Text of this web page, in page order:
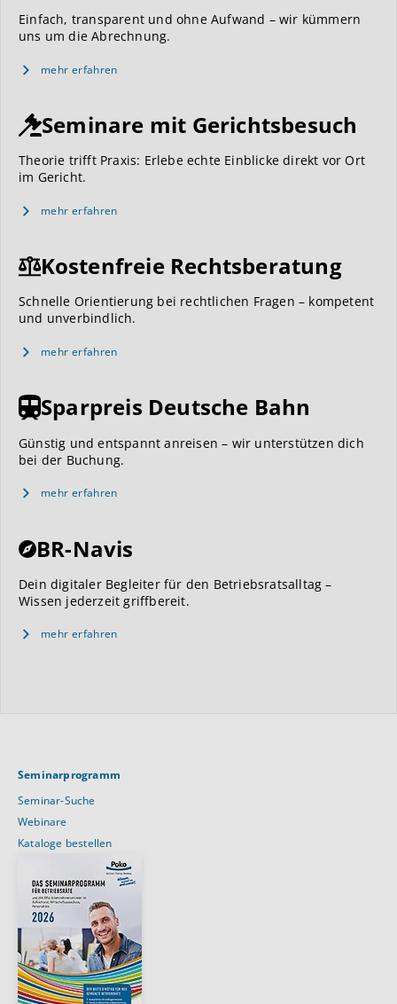
Einfach, transparent und ohne Aufwand – wir kümmern
uns um die Abrechnung.
mehr erfahren
Seminare mit Gerichtsbesuch
Theorie trifft Praxis: Erlebe echte Einblicke direkt vor Ort
im Gericht.
mehr erfahren
Kostenfreie Rechtsberatung
Schnelle Orientierung bei rechtlichen Fragen – kompetent
und unverbindlich.
mehr erfahren
Sparpreis Deutsche Bahn
Günstig und entspannt anreisen – wir unterstützen dich
bei der Buchung.
mehr erfahren
BR-Navis
Dein digitaler Begleiter für den Betriebsratsalltag –
Wissen jederzeit griffbereit.
mehr erfahren
Seminarprogramm
Seminar-Suche
Webinare
Kataloge bestellen